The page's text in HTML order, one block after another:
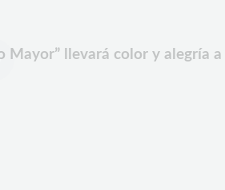
Mayor” llevará color y alegría